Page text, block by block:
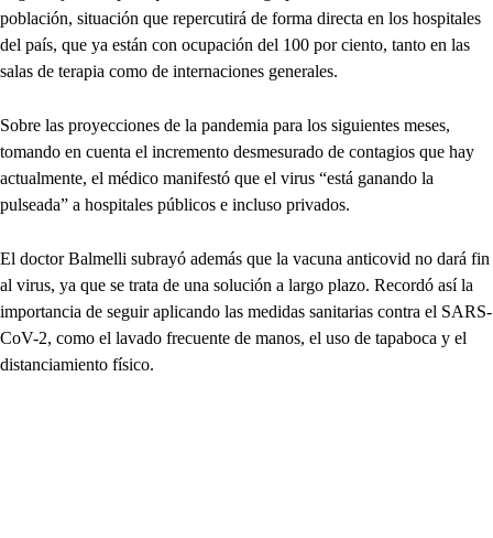
población, situación que repercutirá de forma directa en los hospitales
del país, que ya están con ocupación del 100 por ciento, tanto en las
salas de terapia como de internaciones generales.
Sobre las proyecciones de la pandemia para los siguientes meses,
tomando en cuenta el incremento desmesurado de contagios que hay
actualmente, el médico manifestó que el virus “está ganando la
pulseada” a hospitales públicos e incluso privados.
El doctor Balmelli subrayó además que la vacuna anticovid no dará fin
al virus, ya que se trata de una solución a largo plazo. Recordó así la
importancia de seguir aplicando las medidas sanitarias contra el SARS-
CoV-2, como el lavado frecuente de manos, el uso de tapaboca y el
distanciamiento físico.